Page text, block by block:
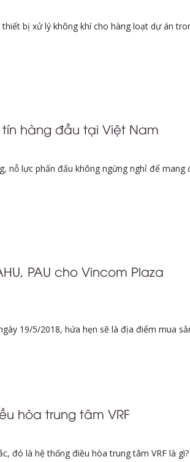
bị xử lý không khí cho hàng loạt dự án
hàng đầu tại Việt Nam
nỗ lực phấn đấu không ngừng nghỉ để mang
PAU cho Vincom Plaza
19/5/2018, hứa hẹn sẽ là địa điểm mua
hòa trung tâm VRF
đó là hệ thống điều hòa trung tâm VRF là gì?